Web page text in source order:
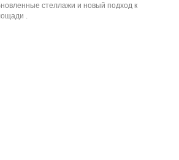
стеллажи и новый подход к
.